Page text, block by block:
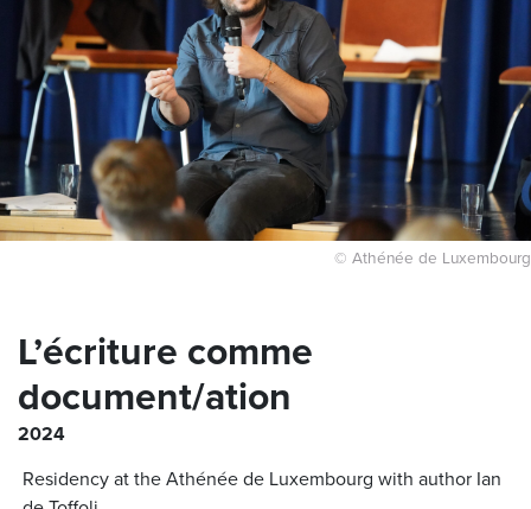
© Athénée de Luxembourg
L’écriture comme
document/ation
2024
Residency at the Athénée de Luxembourg with author Ian